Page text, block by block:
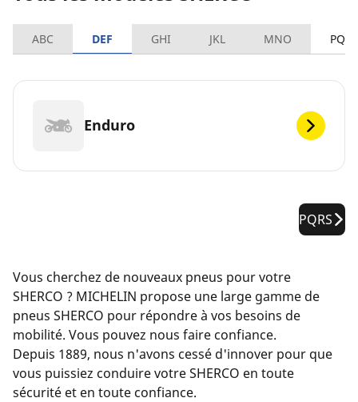
ABC DEF GHI JKL MNO PQRS
Enduro
PQRS
Vous cherchez de nouveaux pneus pour votre
SHERCO ? MICHELIN propose une large gamme de
pneus SHERCO pour répondre à vos besoins de
mobilité. Vous pouvez nous faire confiance.
Depuis 1889, nous n'avons cessé d'innover pour que
vous puissiez conduire votre SHERCO en toute
sécurité et en toute confiance.